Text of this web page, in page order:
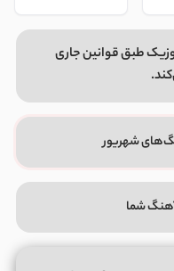
طبق قوانین جاری
شهریور
شما